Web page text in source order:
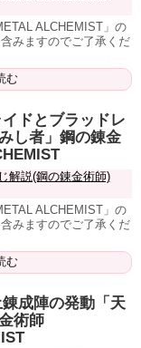
ALCHEMIST」の
みますのでご了承くだ
む
ドとブラッドレ
し者」鋼の錬金
解説(鋼の錬金術師)
ALCHEMIST」の
みますのでご了承くだ
む
成陣の発動「天
術師